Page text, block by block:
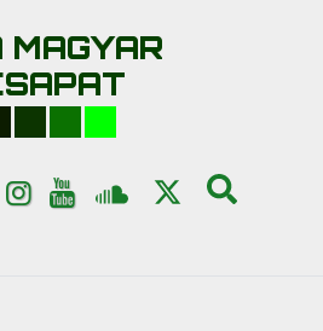
MAGYAR